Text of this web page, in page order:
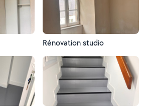
Rénovation studio